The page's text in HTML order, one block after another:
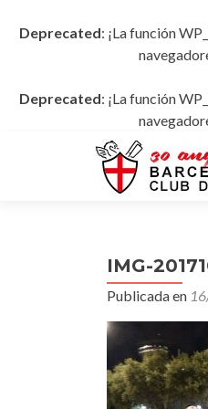
Deprecated: ¡La función
Deprecated: ¡La función
IMG-
Publicada en